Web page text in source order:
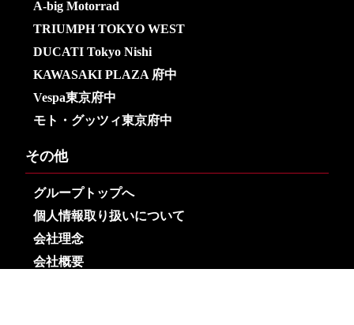
A-big Motorrad
TRIUMPH TOKYO WEST
DUCATI Tokyo Nishi
KAWASAKI PLAZA 府中
Vespa東京府中
モト・グッツィ東京府中
その他
グループトップへ
個人情報取り扱いについて
会社理念
会社概要